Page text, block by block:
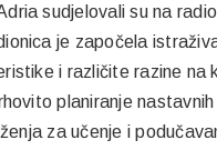
sudjelovali su na
je započela
i različite razine na
planiranje nastavnih
za učenje i